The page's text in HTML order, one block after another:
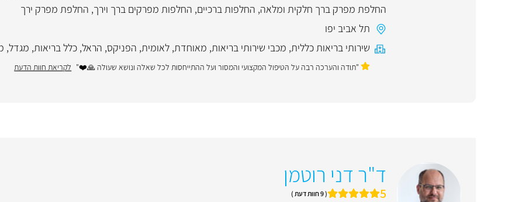
החלפת מפרק ברך חלקית ומלאה, החלפות ברכיים, החלפות מפרקים ברך וירך, החלפת מפרק ירך
תל אביב יפו
שירותי בריאות כללית, מכבי שירותי בריאות, מאוחדת, לאומית, הפניקס, הראל, כלל בריאות, מגדל,
"תודה והערכה רבה על הּטיפול המקצועי והמסור ועל ההתייחסות לכל שאלה ונושא שעולה 🙏❤️" לקריאת חוות הדעת
ד"ר דני רוטמן
5 ( 9 חוות דעת )